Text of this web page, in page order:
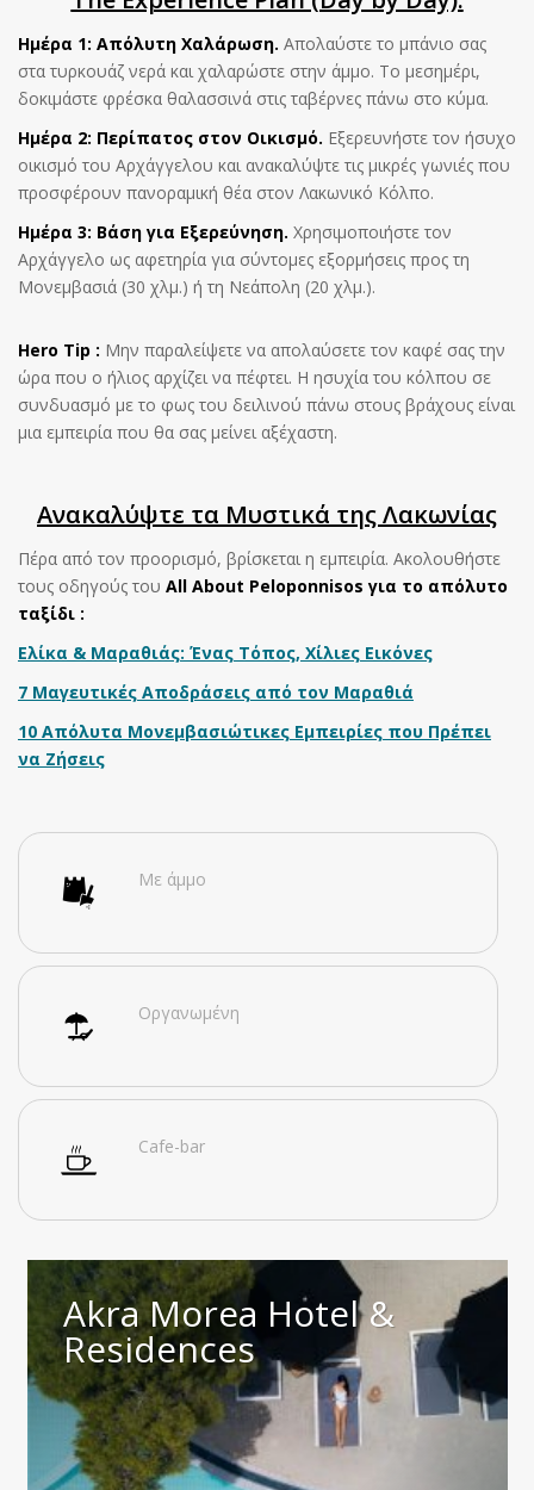
Ημέρα 1: Απόλυτη Χαλάρωση. Απολαύστε το μπάνιο σας
στα τυρκουάζ νερά και χαλαρώστε στην άμμο. Το μεσημέρι,
δοκιμάστε φρέσκα θαλασσινά στις ταβέρνες πάνω στο κύμα.
Ημέρα 2: Περίπατος στον Οικισμό. Εξερευνήστε τον ήσυχο
οικισμό του Αρχάγγελου και ανακαλύψτε τις μικρές γωνιές που
προσφέρουν πανοραμική θέα στον Λακωνικό Κόλπο.
Ημέρα 3: Βάση για Εξερεύνηση. Χρησιμοποιήστε τον
Αρχάγγελο ως αφετηρία για σύντομες εξορμήσεις προς τη
Μονεμβασιά (30 χλμ.) ή τη Νεάπολη (20 χλμ.).
Hero Tip : Μην παραλείψετε να απολαύσετε τον καφέ σας την
ώρα που ο ήλιος αρχίζει να πέφτει. Η ησυχία του κόλπου σε
συνδυασμό με το φως του δειλινού πάνω στους βράχους είναι
μια εμπειρία που θα σας μείνει αξέχαστη.
Ανακαλύψτε τα Μυστικά της Λακωνίας
Πέρα από τον προορισμό, βρίσκεται η εμπειρία. Ακολουθήστε
τους οδηγούς του All About Peloponnisos για το απόλυτο
ταξίδι :
Ελίκα & Μαραθιάς: Ένας Τόπος, Χίλιες Εικόνες
7 Μαγευτικές Αποδράσεις από τον Μαραθιά
10 Απόλυτα Μονεμβασιώτικες Εμπειρίες που Πρέπει
να Ζήσεις
Με άμμο
Οργανωμένη
Cafe-bar
Akra Morea Hotel &
Residences